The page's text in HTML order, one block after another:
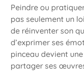
Peindre ou
pas seulement un
de réinventer son
d’exprimer ses
pinceau devient
partager ses